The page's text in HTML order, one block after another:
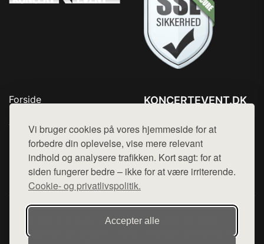
Vi bruger cookies på vores hjemmeside for at
forbedre din oplevelse, vise mere relevant
indhold og analysere trafikken. Kort sagt: for at
siden fungerer bedre – ikke for at være irriterende.
Cookie- og privatlivspolitik.
Accepter alle
Forside
Top Rabatter
Blog
Kontakt
KONCERTEVENT.DK
Mail: hej@want.dk
Cookie- og privatlivspolitik
Denne side er en del af want.dk, der udgiver en række
hjemmesider med præsentation af forskellige produkter fra